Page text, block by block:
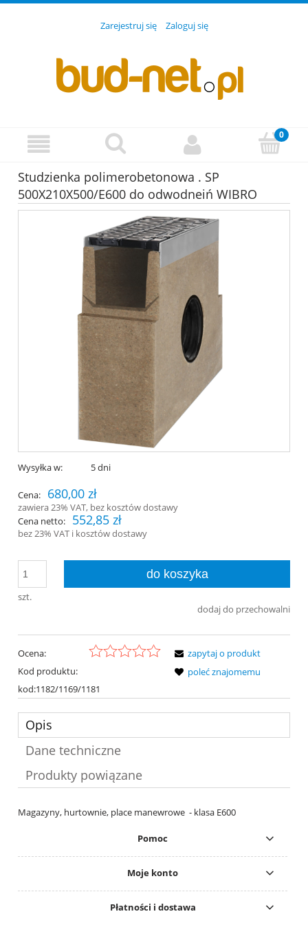
Zarejestruj się Zaloguj się
Studzienka polimerobetonowa . SP
500X210X500/E600 do odwodneiń WIBRO
Wysyłka w: 5 dni
Cena: 680,00 zł
zawiera 23% VAT, bez kosztów dostawy
Cena netto:
552,85 zł
bez 23% VAT i kosztów dostawy
szt.
do koszyka
dodaj do przechowalni
Ocena:
Kod produktu:
kod:1182/1169/1181
zapytaj o produkt
poleć znajomemu
Opis
Dane techniczne
Produkty powiązane
Magazyny, hurtownie, place manewrowe - klasa E600
Pomoc
Moje konto
Płatności i dostawa